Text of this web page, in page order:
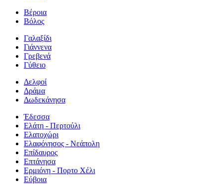
Βέροια
Βόλος
Γαλαξίδι
Γιάννενα
Γρεβενά
Γύθειο
Δελφοί
Δράμα
Δωδεκάνησα
Έδεσσα
Ελάτη - Περτούλι
Ελατοχώρι
Ελαφόνησος - Νεάπολη
Επίδαυρος
Επτάνησα
Ερμιόνη - Πορτο Χέλι
Εύβοια